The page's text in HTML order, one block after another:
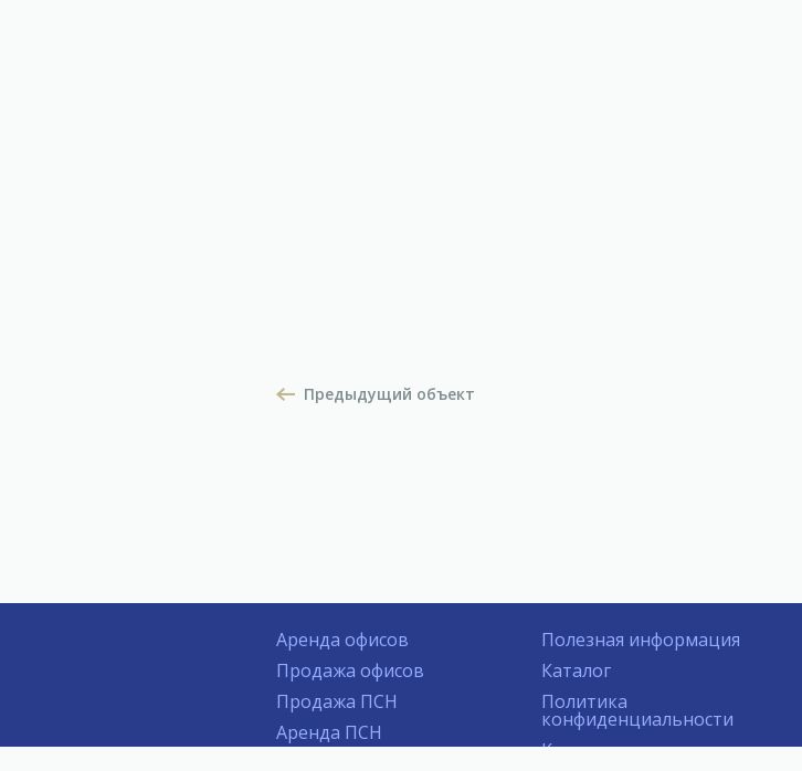
Предыдущий объект
Аренда офисов
Продажа офисов
Продажа ПСН
Аренда ПСН
Полезная информация
Каталог
Политика
конфиденциальности
Контакты